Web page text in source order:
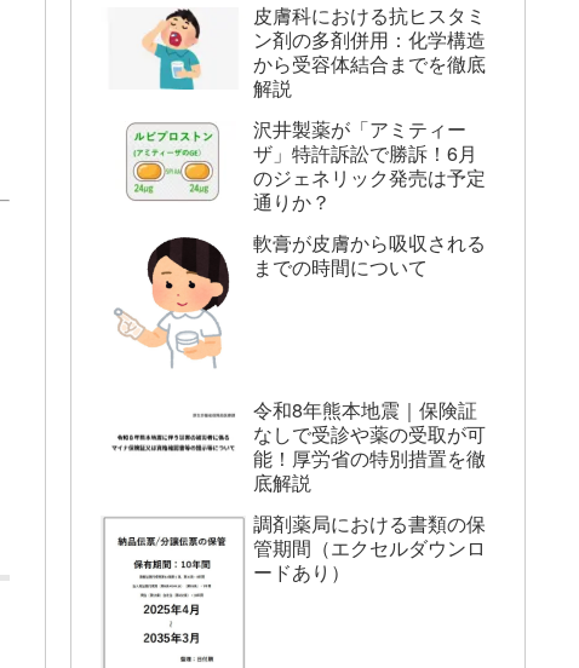
皮膚科における抗ヒスタミ
ン剤の多剤併用：化学構造
から受容体結合までを徹底
解説
沢井製薬が「アミティー
ザ」特許訴訟で勝訴！6月
のジェネリック発売は予定
通りか？
軟膏が皮膚から吸収される
までの時間について
令和8年熊本地震｜保険証
なしで受診や薬の受取が可
能！厚労省の特別措置を徹
底解説
調剤薬局における書類の保
管期間（エクセルダウンロ
ードあり）